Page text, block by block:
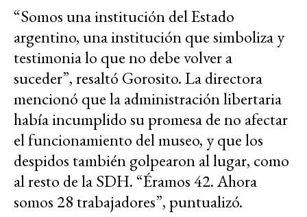
“Somos una institución del Estado
argentino, una institución que simboliza y
testimonia lo que no debe volver a
suceder”, resaltó Gorosito. La directora
mencionó que la administración libertaria
había incumplido su promesa de no afectar
el funcionamiento del museo, y que los
despidos también golpearon al lugar, como
al resto de la SDH. “Éramos 42. Ahora
somos 28 trabajadores”, puntualizó.